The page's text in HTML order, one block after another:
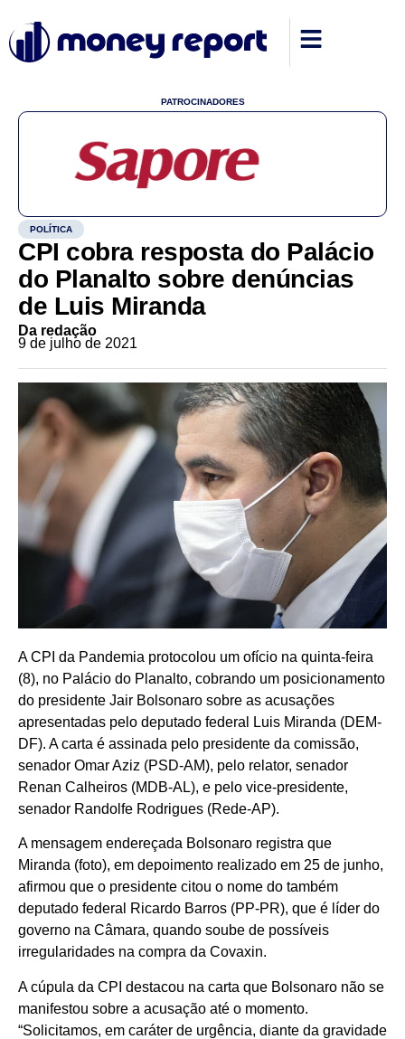
PATROCINADORES
POLÍTICA
CPI cobra resposta do Palácio
do Planalto sobre denúncias
de Luis Miranda
Da redação
9 de julho de 2021
A CPI da Pandemia protocolou um ofício na quinta-feira
(8), no Palácio do Planalto, cobrando um posicionamento
do presidente Jair Bolsonaro sobre as acusações
apresentadas pelo deputado federal Luis Miranda (DEM-
DF). A carta é assinada pelo presidente da comissão,
senador Omar Aziz (PSD-AM), pelo relator, senador
Renan Calheiros (MDB-AL), e pelo vice-presidente,
senador Randolfe Rodrigues (Rede-AP).
A mensagem endereçada Bolsonaro registra que
Miranda (foto), em depoimento realizado em 25 de junho,
afirmou que o presidente citou o nome do também
deputado federal Ricardo Barros (PP-PR), que é líder do
governo na Câmara, quando soube de possíveis
irregularidades na compra da Covaxin.
A cúpula da CPI destacou na carta que Bolsonaro não se
manifestou sobre a acusação até o momento.
“Solicitamos, em caráter de urgência, diante da gravidade